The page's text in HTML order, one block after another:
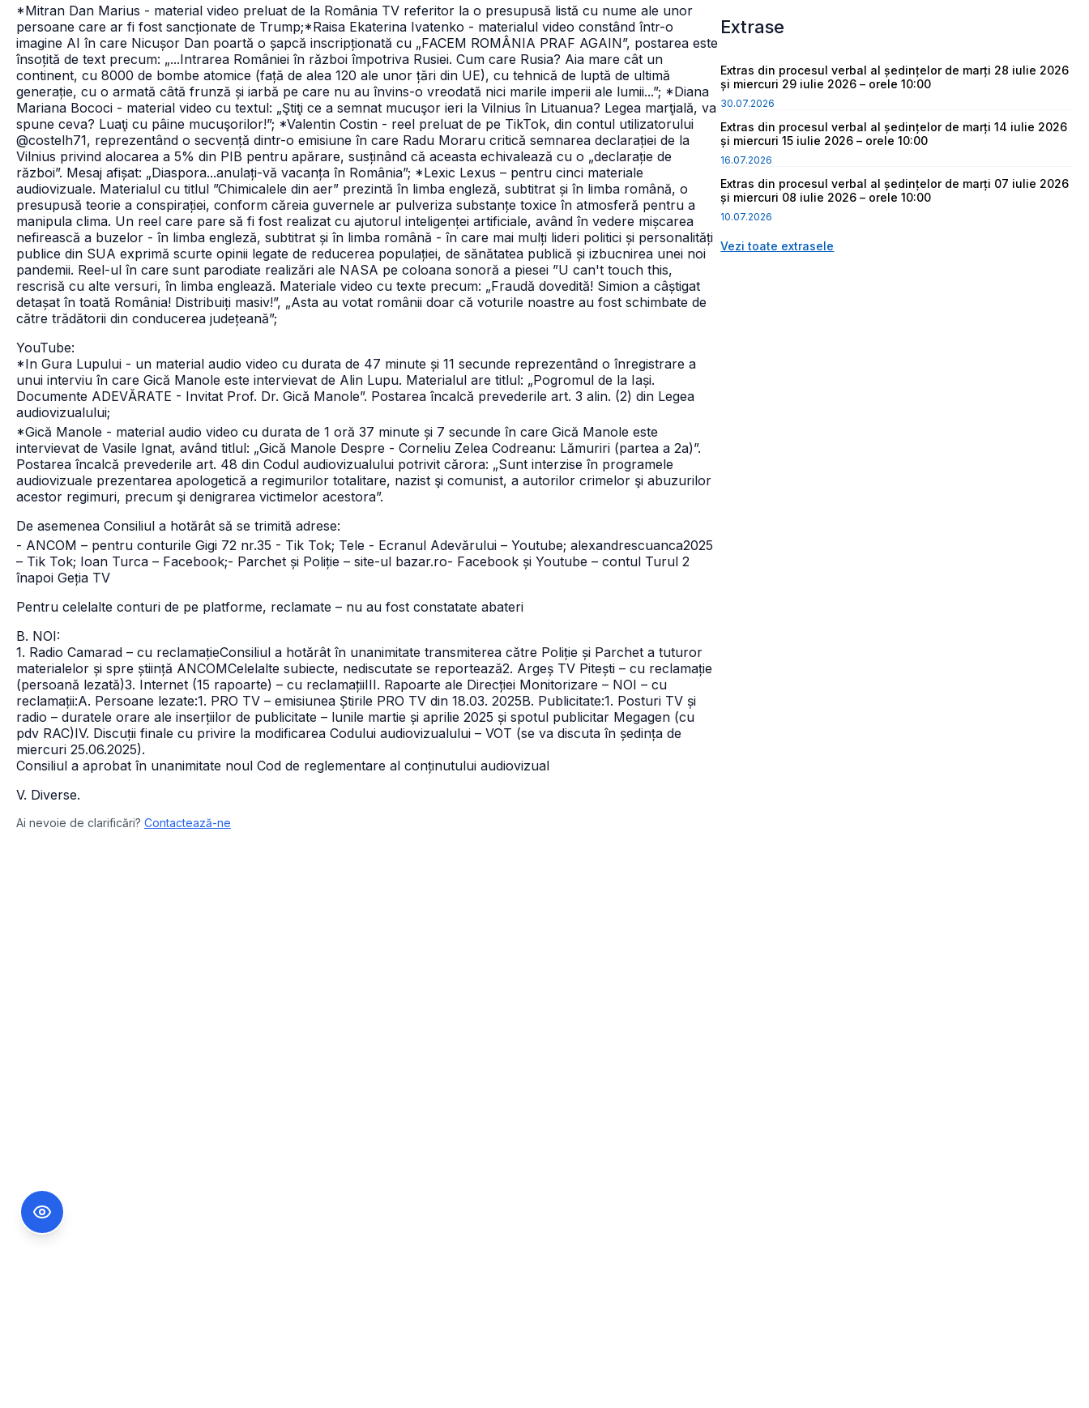
*Mitran Dan Marius - material video preluat de la România TV referitor la o presupusă listă cu nume ale unor
persoane care ar fi fost sancționate de Trump;*Raisa Ekaterina Ivatenko - materialul video constând într-o
imagine AI în care Nicușor Dan poartă o șapcă inscripționată cu „FACEM ROMÂNIA PRAF AGAIN”, postarea este
însoțită de text precum: „...Intrarea României în război împotriva Rusiei. Cum care Rusia? Aia mare cât un
continent, cu 8000 de bombe atomice (față de alea 120 ale unor țări din UE), cu tehnică de luptă de ultimă
generație, cu o armată câtă frunză și iarbă pe care nu au învins-o vreodată nici marile imperii ale lumii...”; *Diana
Mariana Bococi - material video cu textul: „Ştiţi ce a semnat mucuşor ieri la Vilnius în Lituanua? Legea marţială, va
spune ceva? Luaţi cu pâine mucuşorilor!”; *Valentin Costin - reel preluat de pe TikTok, din contul utilizatorului
@costelh71, reprezentând o secvență dintr-o emisiune în care Radu Moraru critică semnarea declarației de la
Vilnius privind alocarea a 5% din PIB pentru apărare, susținând că aceasta echivalează cu o „declarație de
război”. Mesaj afișat: „Diaspora...anulați-vă vacanța în România”; *Lexic Lexus – pentru cinci materiale
audiovizuale. Materialul cu titlul ”Chimicalele din aer” prezintă în limba engleză, subtitrat și în limba română, o
presupusă teorie a conspirației, conform căreia guvernele ar pulveriza substanțe toxice în atmosferă pentru a
manipula clima. Un reel care pare să fi fost realizat cu ajutorul inteligenței artificiale, având în vedere mișcarea
nefirească a buzelor - în limba engleză, subtitrat și în limba română - în care mai mulți lideri politici și personalități
publice din SUA exprimă scurte opinii legate de reducerea populației, de sănătatea publică și izbucnirea unei noi
pandemii. Reel-ul în care sunt parodiate realizări ale NASA pe coloana sonoră a piesei ”U can't touch this,
rescrisă cu alte versuri, în limba englează. Materiale video cu texte precum: „Fraudă dovedită! Simion a câștigat
detașat în toată România! Distribuiți masiv!”, „Asta au votat românii doar că voturile noastre au fost schimbate de
către trădătorii din conducerea județeană”;
YouTube:
*In Gura Lupului - un material audio video cu durata de 47 minute și 11 secunde reprezentând o înregistrare a
unui interviu în care Gică Manole este intervievat de Alin Lupu. Materialul are titlul: „Pogromul de la Iași.
Documente ADEVĂRATE - Invitat Prof. Dr. Gică Manole”. Postarea încalcă prevederile art. 3 alin. (2) din Legea
audiovizualului;
*Gică Manole - material audio video cu durata de 1 oră 37 minute și 7 secunde în care Gică Manole este
intervievat de Vasile Ignat, având titlul: „Gică Manole Despre - Corneliu Zelea Codreanu: Lămuriri (partea a 2a)”.
Postarea încalcă prevederile art. 48 din Codul audiovizualului potrivit cărora: „Sunt interzise în programele
audiovizuale prezentarea apologetică a regimurilor totalitare, nazist şi comunist, a autorilor crimelor şi abuzurilor
acestor regimuri, precum şi denigrarea victimelor acestora”.
De asemenea Consiliul a hotărât să se trimită adrese:
- ANCOM – pentru conturile Gigi 72 nr.35 - Tik Tok; Tele - Ecranul Adevărului – Youtube; alexandrescuanca2025
– Tik Tok; Ioan Turca – Facebook;- Parchet și Poliție – site-ul bazar.ro- Facebook și Youtube – contul Turul 2
înapoi Geția TV
Pentru celelalte conturi de pe platforme, reclamate – nu au fost constatate abateri
B. NOI:
1. Radio Camarad – cu reclamațieConsiliul a hotărât în unanimitate transmiterea către Poliție și Parchet a tuturor
materialelor și spre știință ANCOMCelelalte subiecte, nediscutate se reportează2. Argeș TV Pitești – cu reclamație
(persoană lezată)3. Internet (15 rapoarte) – cu reclamațiiIII. Rapoarte ale Direcției Monitorizare – NOI – cu
reclamații:A. Persoane lezate:1. PRO TV – emisiunea Știrile PRO TV din 18.03. 2025B. Publicitate:1. Posturi TV și
radio – duratele orare ale inserțiilor de publicitate – lunile martie și aprilie 2025 și spotul publicitar Megagen (cu
pdv RAC)IV. Discuții finale cu privire la modificarea Codului audiovizualului – VOT (se va discuta în ședința de
miercuri 25.06.2025).
Consiliul a aprobat în unanimitate noul Cod de reglementare al conținutului audiovizual
V. Diverse.
Ai nevoie de clarificări? Contactează-ne
Extrase
Extras din procesul verbal al ședințelor de marți 28 iulie 2026
și miercuri 29 iulie 2026 – orele 10:00
30.07.2026
Extras din procesul verbal al ședințelor de marți 14 iulie 2026
și miercuri 15 iulie 2026 – orele 10:00
16.07.2026
Extras din procesul verbal al ședințelor de marți 07 iulie 2026
și miercuri 08 iulie 2026 – orele 10:00
10.07.2026
Vezi toate extrasele